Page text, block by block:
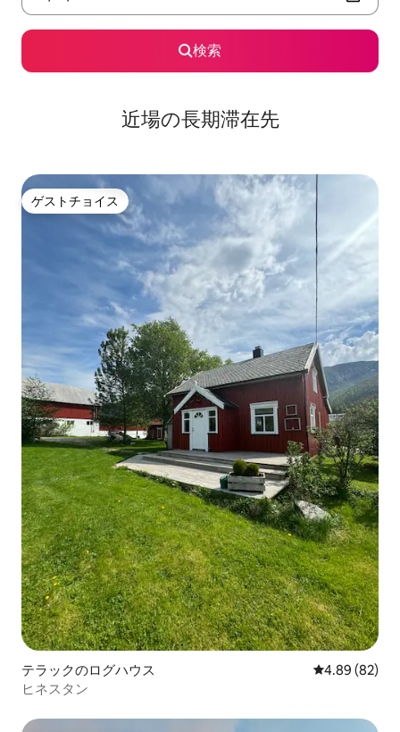
検索
近場の長期滞在先
ゲストチョイス
ゲストチョイス
テラックのログハウス レビュー82
4.89 (82)
ヒネスタン